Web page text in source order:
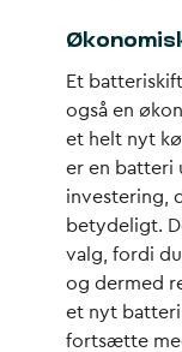
Et
også en
et helt nyt
er en batteri
investering,
betydeligt.
valg, fordi
og dermed
et nyt batteri
fortsætte